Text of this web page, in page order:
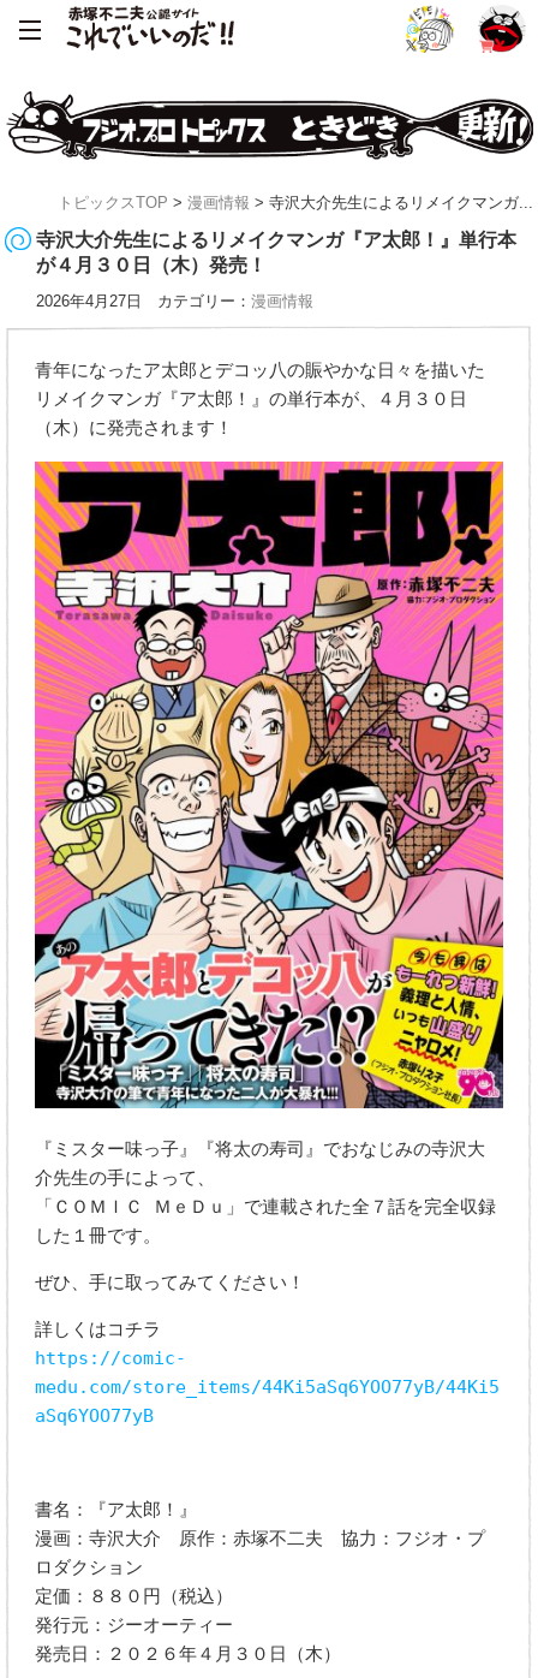
トピックスTOP > 漫画情報 > 寺沢大介先生によるリメイクマンガ...
寺沢大介先生によるリメイクマンガ『ア太郎！』単行本
が４月３０日（木）発売！
2026年4月27日 カテゴリー：漫画情報
青年になったア太郎とデコッ八の賑やかな日々を描いた
リメイクマンガ『ア太郎！』の単行本が、４月３０日
（木）に発売されます！
『ミスター味っ子』『将太の寿司』でおなじみの寺沢大
介先生の手によって、
「ＣＯＭＩＣ ＭｅＤｕ」で連載された全７話を完全収録
した１冊です。
ぜひ、手に取ってみてください！
詳しくはコチラ
https://comic-
medu.com/store_items/44Ki5aSq6YOO77yB/44Ki5
aSq6YOO77yB
書名：『ア太郎！』
漫画：寺沢大介 原作：赤塚不二夫 協力：フジオ・プ
ロダクション
定価：８８０円（税込）
発行元：ジーオーティー
発売日：２０２６年４月３０日（木）